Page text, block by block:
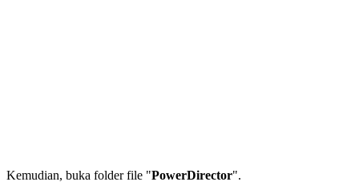
Kemudian, buka folder file "PowerDirector".